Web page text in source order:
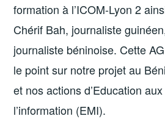
formation à l’ICOM-Lyon 2
Chérif Bah, journaliste
journaliste béninoise. Cette
le point sur notre projet au
et nos actions d’Education
l’information (EMI).